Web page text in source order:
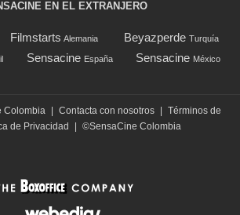
EN EL EXTRANJERO
Filmstarts Alemania Beyazperde Turquía
Sensacine España Sensacine México
Colombia Contacta con nosotros
Términos de
de Privacidad ©SensaCine Colombia